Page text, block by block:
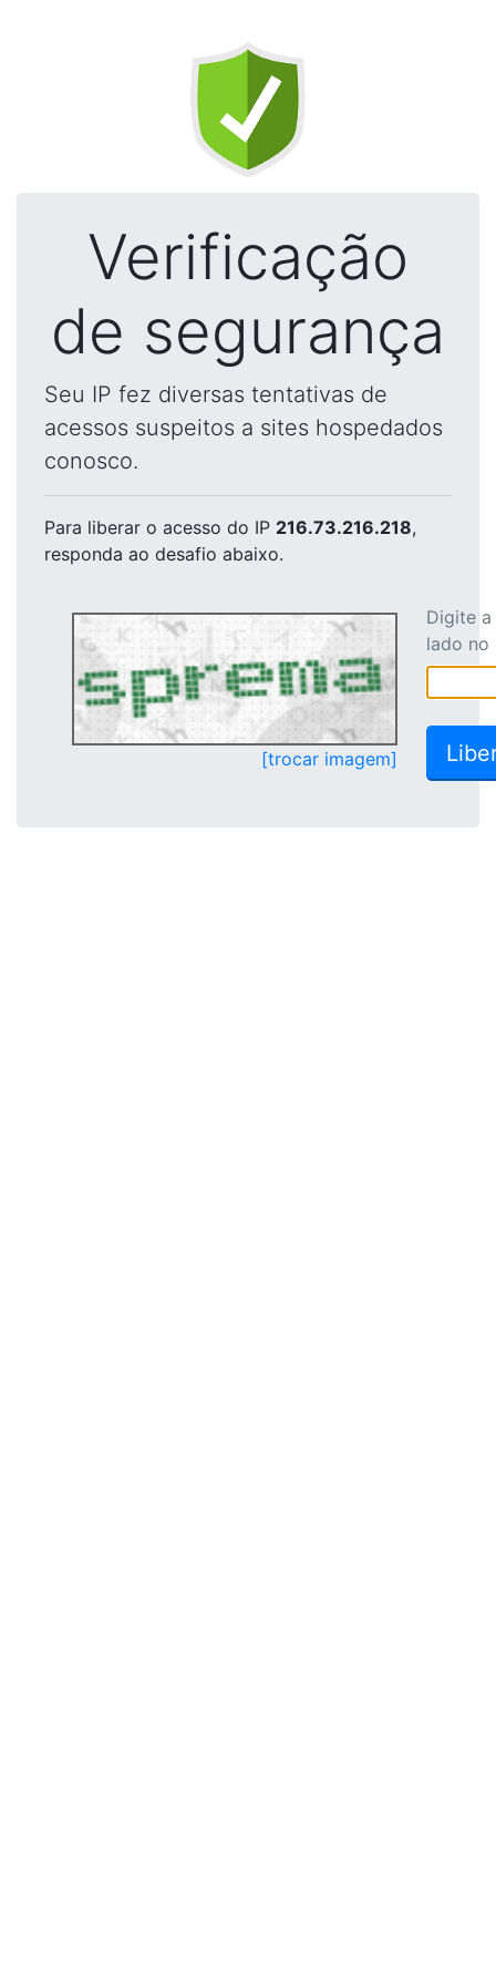
Verificação
de segurança
Seu IP fez diversas tentativas de
acessos suspeitos a sites hospedados
conosco.
Para liberar o acesso do IP 216.73.216.218,
responda ao desafio abaixo.
[trocar imagem]
Digite
lado no